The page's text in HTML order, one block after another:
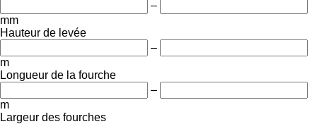
–
mm
Hauteur de levée
–
m
Longueur de la fourche
–
m
Largeur des fourches